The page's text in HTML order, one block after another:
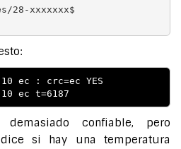
28-xxxxxxx$
ec : crc=ec YES
confiable, pero
si hay una temperatura